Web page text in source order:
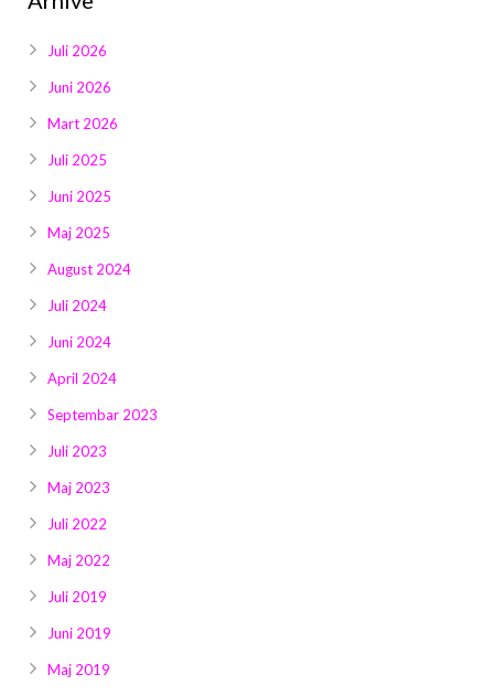
Juli 2026
Juni 2026
Mart 2026
Juli 2025
Juni 2025
Maj 2025
August 2024
Juli 2024
Juni 2024
April 2024
Septembar 2023
Juli 2023
Maj 2023
Juli 2022
Maj 2022
Juli 2019
Juni 2019
Maj 2019